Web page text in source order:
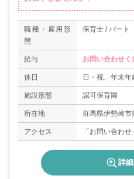
職種・雇用形
態
保育士 / パート
給与 お問い合わせく
休日 日・祝、年末
施設形態 認可保育園
所在地 群馬県伊勢崎市
アクセス 「お問い合わせ
詳